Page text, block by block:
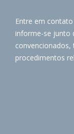
Entre em
informe-se junto
convencionados,
procedimentos